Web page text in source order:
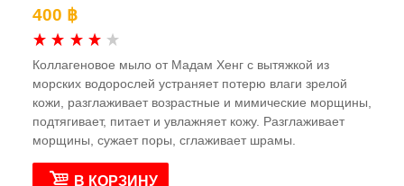
400 ฿
Коллагеновое мыло от Мадам Хенг с вытяжкой из
морских водорослей устраняет потерю влаги зрелой
кожи, разглаживает возрастные и мимические морщины,
подтягивает, питает и увлажняет кожу. Разглаживает
морщины, сужает поры, сглаживает шрамы.
В КОРЗИНУ